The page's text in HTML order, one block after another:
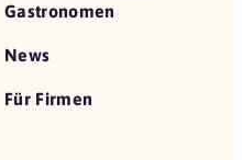
Gastronomen
News
Für Firmen